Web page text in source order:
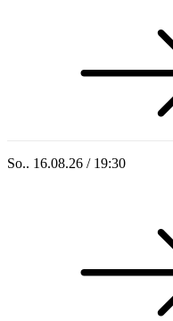
So.. 16.08.26 / 19:30